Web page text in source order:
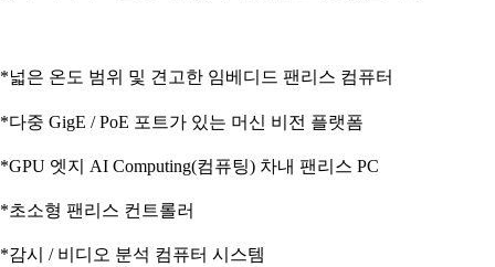
*넓은 온도 범위 및 견고한 임베디드 팬리스 컴퓨터
*다중 GigE / PoE 포트가 있는 머신 비전 플랫폼
*GPU 엣지 AI Computing(컴퓨팅) 차내 팬리스 PC
*초소형 팬리스 컨트롤러
*감시 / 비디오 분석 컴퓨터 시스템